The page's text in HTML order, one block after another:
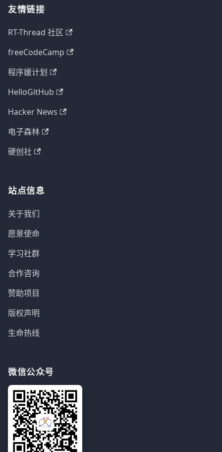
友情链接
RT-Thread 社区
freeCodeCamp
程序媛计划
HelloGitHub
Hacker News
电子森林
硬创社
站点信息
关于我们
愿景使命
学习社群
合作咨询
赞助项目
版权声明
生命热线
微信公众号